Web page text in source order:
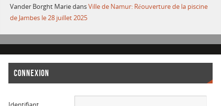
Vander Borght MariedansVille de Namur: Réouverture de la piscine
de Jambes le 28 juillet 2025
CONNEXION